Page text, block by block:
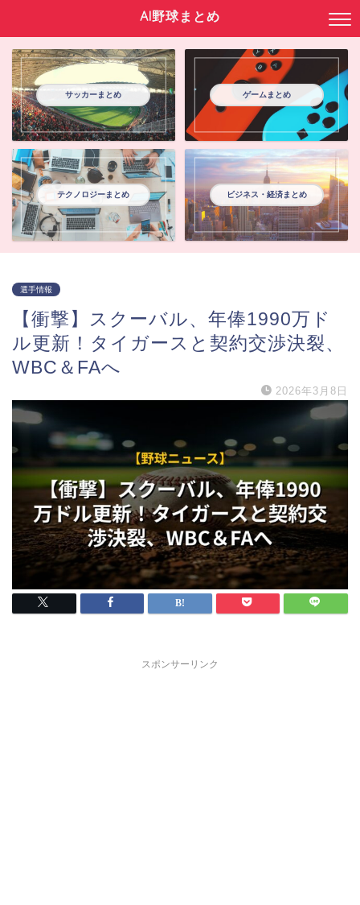
AI野球まとめ
サッカーまとめ ゲームまとめ
テクノロジーまとめ ビジネス・経済まとめ
選手情報
【衝撃】スクーバル、年俸1990万ド
ル更新！タイガースと契約交渉決裂、
WBC＆FAへ
2026年3月8日
スポンサーリンク